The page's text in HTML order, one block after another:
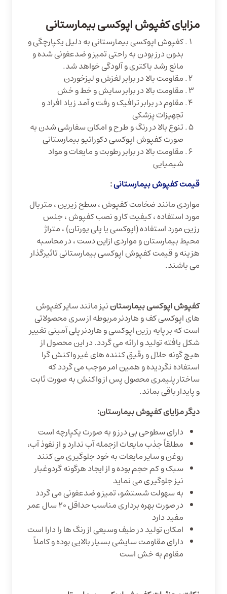
مزایای کفپوش اپوکسی بیمارستانی
کفپوش اپوکسی بیمارستانی به دلیل یکپارچگی و
بدون درز بودن به راحتی تمیز و ضدعفونی شده و
مانع رشد باکتری و آلودگی خواهد شد.
مقاومت بالا در برابر لغزش و لیزخوردن
مقاومت بالا در برابر سایش و خط و خش
مقاوم در برابر ترافیک و رفت و آمد زیاد افراد و
تجهیزات پزشکی
تنوع بالا در رنگ و طرح و امکان سفارشی شدن به
صورت کفپوش اپوکسی دکوراتیو بیمارستانی
مقاومت بالا در برابر رطوبت و مایعات و مواد
شیمیایی
قیمت کفپوش بیمارستانی:
مواردی مانند ضخامت کفپوش ، سطح زیرین ، متریال
مورد استفاده ، کیفیت کار و نصب کفپوش ، جنس
رزین مورد استفاده (اپوکسی یا پلی یورتان) ، متراژ
محیط بیمارستان و مواردی ازاین دست ، در محاسبه
هزینه و قیمت کفپوش اپوکسی بیمارستانی تاثیرگذار
می باشند.
کفپوش اپوکسی بیمارستاننیز مانند سایر کفپوش
های اپوکسی کف و هاردنر مربوطه از سری محصولاتی
است که بر پایه رزین اپوکسی و هاردنر پلی آمینی تغییر
شکل یافته تولید و ارائه می گردد. در این محصول از
هیچ گونه حلال و رقیق کننده های غیر واکنش گرا
استفاده نگردیده و همین امر موجب می گردد که
ساختار پلیمری محصول پس از واکنش به صورت ثابت
و پایدار باقی بماند.
دیگر مزایای کفپوش بیمارستان:
دارای سطوحی بی درز و به صورت یکپارچه است
مطلقاً جذب مایعات ازجمله آب ندارد و از نفوذ آب،
روغن و سایر مایعات به خود جلوگیری می کنند
سبک و کم حجم بوده و از ایجاد هرگونه گردوغبار
نیز جلوگیری می نماید
به سهولت شستشو، تمیز و ضدعفونی می گردد
در صورت بهره برداری مناسب حداقل ۲۰ سال عمر
مفید دارد
امکان تولید در طیف وسیعی از رنگ ها را دارا است
دارای مقاومت سایشی بسیار بالایی بوده و کاملاً
مقاوم به خش است